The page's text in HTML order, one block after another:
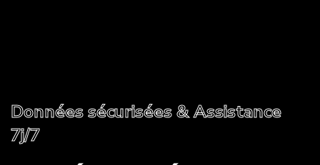
Données sécurisées & Assistance
7j/7